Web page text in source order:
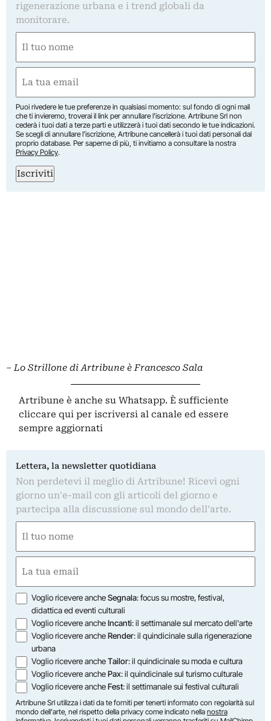
rigenerazione urbana e i trend globali da
monitorare.
(Required)
(Required)
Puoi rivedere le tue preferenze in qualsiasi momento: sul fondo di ogni mail
che ti invieremo, troverai il link per annullare l’iscrizione. Artribune Srl non
cederà i tuoi dati a terze parti e utilizzerà i tuoi dati secondo le tue indicazioni.
Se scegli di annullare l’iscrizione, Artribune cancellerà i tuoi dati personali dal
proprio database. Per saperne di più, ti invitiamo a consultare la nostra
Privacy Policy.
Iscriviti
– Lo Strillone di Artribune è Francesco Sala
Artribune è anche su Whatsapp. È sufficiente
cliccare qui per iscriversi al canale ed essere
sempre aggiornati
Lettera, la newsletter quotidiana
Non perdetevi il meglio di Artribune! Ricevi ogni
giorno un'e-mail con gli articoli del giorno e
partecipa alla discussione sul mondo dell'arte.
(Required)
(Required)
Opzioni
Voglio ricevere ancheSegnala: focus su mostre, festival,
didattica ed eventi culturali
Voglio ricevere ancheIncanti: il settimanale sul mercato dell'arte
Voglio ricevere ancheRender: il quindicinale sulla rigenerazione
urbana
Voglio ricevere ancheTailor: il quindicinale su moda e cultura
Voglio ricevere anchePax: il quindicinale sul turismo culturale
Voglio ricevere ancheFest: il settimanale sui festival culturali
Artribune Srl utilizza i dati da te forniti per tenerti informato con regolarità sul
mondo dell'arte, nel rispetto della privacy come indicato nella nostra